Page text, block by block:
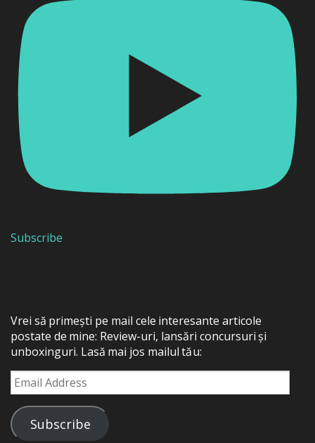
Subscribe
Vrei să primești pe mail cele interesante articole
postate de mine: Review-uri, lansări concursuri și
unboxinguri. Lasă mai jos mailul tău:
Email
Address
Subscribe